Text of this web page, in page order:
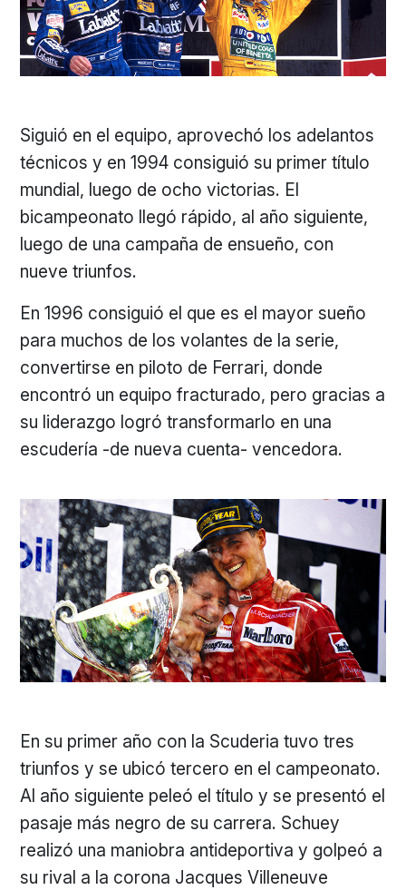
Siguió en el equipo, aprovechó los adelantos
técnicos y en 1994 consiguió su primer título
mundial, luego de ocho victorias. El
bicampeonato llegó rápido, al año siguiente,
luego de una campaña de ensueño, con
nueve triunfos.
En 1996 consiguió el que es el mayor sueño
para muchos de los volantes de la serie,
convertirse en piloto de Ferrari, donde
encontró un equipo fracturado, pero gracias a
su liderazgo logró transformarlo en una
escudería -de nueva cuenta- vencedora.
En su primer año con la Scuderia tuvo tres
triunfos y se ubicó tercero en el campeonato.
Al año siguiente peleó el título y se presentó el
pasaje más negro de su carrera. Schuey
realizó una maniobra antideportiva y golpeó a
su rival a la corona Jacques Villeneuve